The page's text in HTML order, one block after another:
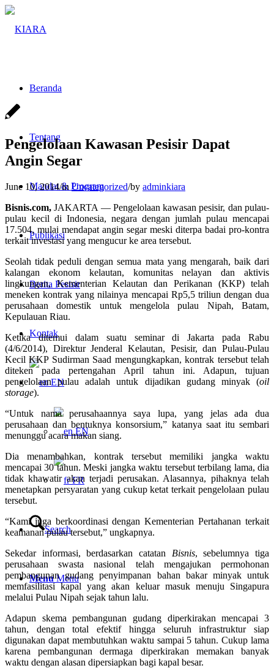
Beranda
Tentang
Mandat & Program
Publikasi
Berita Pesisir
Kontak
EN
EN
FR
Search
Menu Menu
Pengelolaan Kawasan Pesisir Dapat
Angin Segar
June 10, 2014/inUncategorized/by adminkiara
Bisnis.com, JAKARTA — Pengelolaan kawasan pesisir, dan pulau-
pulau kecil di Indonesia, negara dengan jumlah pulau mencapai
17.504, mulai mendapat angin segar meski diterpa badai pro-kontra
terkait investasi yang mengucur ke area tersebut.
Seolah tidak peduli dengan semua mata yang mengarah, baik dari
kalangan ekonom kelautan, komunitas nelayan dan aktivis
lingkungan, Kementerian Kelautan dan Perikanan (KKP) telah
meneken kontrak yang nilainya mencapai Rp5,5 triliun dengan dua
perusahaan domestik untuk mengelola pulau Nipah, Batam,
Kepulauan Riau.
Ketika ditemui dalam suatu seminar di Jakarta pada Rabu
(4/6/2014), Direktur Jenderal Kelautan, Pesisir, dan Pulau-Pulau
Kecil KKP Sudirman Saad mengungkapkan, kontrak tersebut telah
diteken pada pertengahan April tahun ini. Adapun, tujuan
pengelolaan pulau adalah untuk dijadikan gudang minyak (oil
storage).
“Untuk nama perusahaannya saya lupa, yang jelas ada dua
perusahaan dan bentuknya konsorsium,” katanya saat itu sembari
menunggu acara makan siang.
Dia menambahkan, kontrak tersebut memiliki jangka waktu
mencapai 30 tahun. Meski jangka waktu tersebut terbilang lama, dia
tidak khawatir akan terjadi perusakan. Alasannya, pihaknya telah
menetapkan persyaratan yang cukup ketat terkait pengelolaan pulau
tersebut.
“Kami juga berkoordinasi dengan Kementerian Pertahanan terkait
keamanan pulau tersebut,” ungkapnya.
Sekedar informasi, berdasarkan catatan Bisnis, sebelumnya tiga
perusahaan swasta nasional telah mengajukan permohonan
pembangunan gudang penyimpanan bahan bakar minyak untuk
memfasilitasi kapal yang akan keluar masuk menuju Singapura
melalui Pulau Nipah sejak tahun lalu.
Adapun skema pembangunan gudang diperkirakan mencapai 3
tahun, dengan total efektif hingga seluruh infrastruktur siap
digunakan dapat membutuhkan waktu sampai 5 tahun. Cukup lama
karena pembangunan dermaga diperkirakan memakan banyak
waktu dengan alasan dipersiapkan bagi kapal besar.